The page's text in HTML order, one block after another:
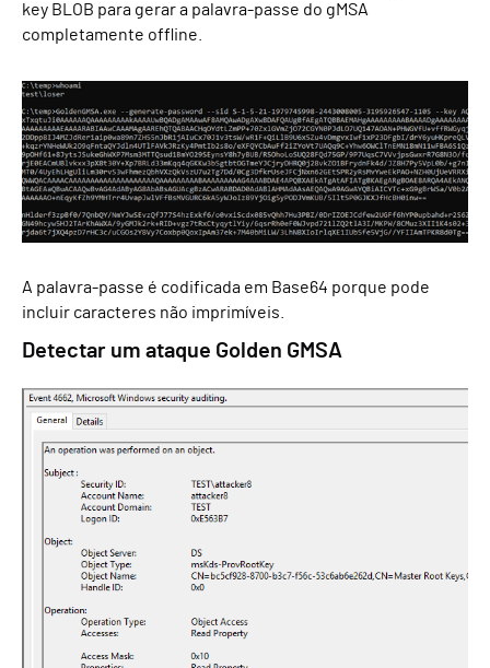
key BLOB para gerar a palavra-passe do gMSA
completamente offline.
A palavra-passe é codificada em Base64 porque pode
incluir caracteres não imprimíveis.
Detectar um ataque Golden GMSA